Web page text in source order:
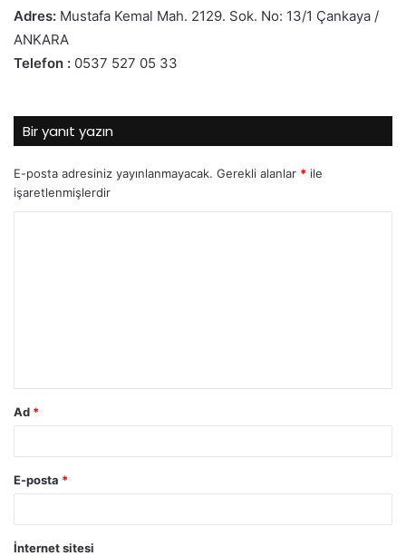
Adres: Mustafa Kemal Mah. 2129. Sok. No: 13/1 Çankaya /
ANKARA
Telefon : 0537 527 05 33
Bir yanıt yazın
E-posta adresiniz yayınlanmayacak. Gerekli alanlar * ile
işaretlenmişlerdir
Ad *
E-posta *
İnternet sitesi